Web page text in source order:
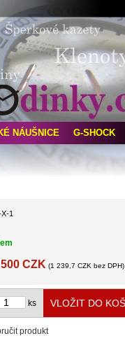
1
CZK (1 239,7 CZK bez DPH)
ks
produkt
NÁUŠNICE G-SHOCK